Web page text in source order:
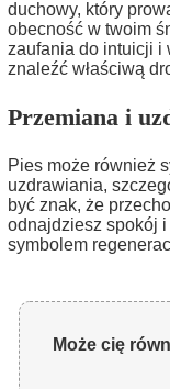
duchowy, który
obecność w twoim
zaufania do intuicji i
znaleźć właściwą
Przemiana i
Pies może również
uzdrawiania,
być znak, że
odnajdziesz spokój
symbolem
Może cię